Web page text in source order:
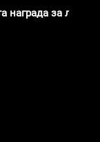
награда за